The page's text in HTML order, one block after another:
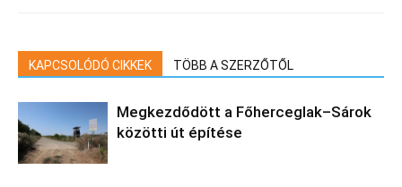
KAPCSOLÓDÓ CIKKEK TÖBB A SZERZŐTŐL
Megkezdődött a Főherceglak–Sárok
közötti út építése